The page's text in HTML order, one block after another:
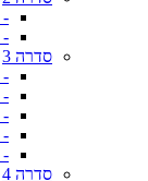
- 2021+ (G42)
- 2023+ (M2 G87)
סדרה 3
- 1998-2005 (E46)
- 2006-2012 (E90)
- 2012-2019 (F30)
- 2019+ (G20)
- 2019+ (M3 G80)
סדרה 4